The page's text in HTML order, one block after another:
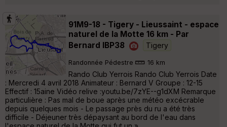
91M9-18 - Tigery - Lieussaint - espace
naturel de la Motte 16 km - Par
Bernard IBP38
Tigery
Randonnée Pédestre 16 km
Rando Club Yerrois Rando Club Yerrois Date
: Mercredi 4 avril 2018 Animateur : Bernard V Groupe : 12-15
Effectif : 15aine Vidéo relive :youtu.be/7zYE--g1dXM Remarque
particulière : Pas mal de boue après une météo excécrable
depuis quelques mois - Le passage près du ru a été très
difficile - Déjeuner très dépaysant au bord de l'eau dans